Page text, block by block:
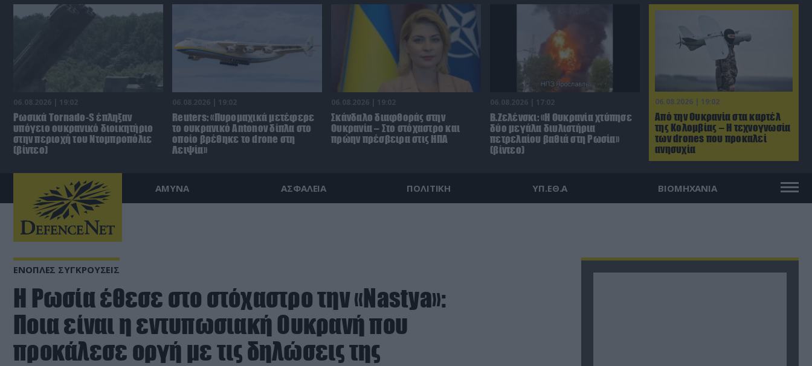
06.08.2026 | 19:02
Από την Ουκρανία στα καρτέλ
της Κολομβίας – Η τεχνογνωσία
των drones που προκαλεί
ανησυχία
06.08.2026 | 19:02
Ρωσικά Tornado-S έπληξαν
υπόγειο ουκρανικό διοικητήριο
στην περιοχή του Ντομπροπόλιε
(βίντεο)
06.08.2026 | 19:02
Reuters: «Πυρομαχικά μετέφερε
το ουκρανικό Antonov δίπλα στο
οποίο βρέθηκε το drone στη
Λειψία»
06.08.2026 | 19:02
Σκάνδαλο διαφθοράς στην
Ουκρανία – Στο στόχαστρο και
πρώην πρέσβειρα στις ΗΠΑ
06.08.2026 | 17:02
Β.Ζελένσκι: «Η Ουκρανία χτύπησε
δύο μεγάλα διυλιστήρια
πετρελαίου βαθιά στη Ρωσία»
(βίντεο)
ΑΜΥΝΑ ΑΣΦΑΛΕΙΑ ΠΟΛΙΤΙΚΗ ΥΠ.ΕΘ.Α ΒΙΟΜΗΧΑΝΙΑ
ΕΝΟΠΛΕΣ ΣΥΓΚΡΟΥΣΕΙΣ
Η Ρωσία έθεσε στο στόχαστρο την «Nastya»:
Ποια είναι η εντυπωσιακή Ουκρανή που
προκάλεσε οργή με τις δηλώσεις της